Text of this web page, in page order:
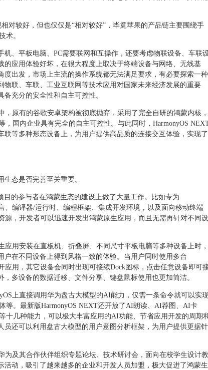
对较好，但也仅仅是“相对较好”，毕竟苹果的产品链主要围绕手
术。
机、平板电脑、PC需要联网和互操作，还要考虑物联设备、车联
的应用体验好坏，在很大程度上取决于终端设备与网络、无线基
度出发，市场上主流的操作系统都无法满足要求，有必要探索一种
物联、车联、工业互联网等技术应用对国家未来经济发展的重要
充分的安全性和自主可控性。
，原有的谷歌安卓架构被彻底抛弃，采用了完全自研的鸿蒙内核，
，国内企业具有完全的自主可控性。与此同时，HarmonyOS
联等多种形态设备上，为用户提供高品质的连接交互体验，实现了
态是否完善至关重要。
目的参与者在鸿蒙生态的建设上做了大量工作。比如专为
、编译器/运行时、编程框架、集成开发环境，以及面向移动终端
源，开发者可以迅速开发出鸿蒙原生应用，而且无需再针对不同设
应用安装在直板机、折叠屏、不同尺寸平板电脑等多种设备上时，
户在不同设备上得到风格一致的体验。当用户同时使用多台
应用，其它设备会同时出现可接续Dock图标，点击任意设备即可
多设备的数据迁移、文件分享、键盘鼠标使用也更加简洁。
上直接调用华为盘古大模型的AI能力，仅需一条命令就可以实
等。最新版HarmonyOS NEXT还开放了AI朗读、AI荐图、AI卡
十几种能力，可以极大丰富应用的AI功能、节省应用开发的周期
员还可以利用盘古大模型的用户意图分析框架，为用户提供更据针
为及其合作伙伴组织专题论坛、技术研讨会，面向在校学生设计教
活动，吸引了越来越多的企业和开发人员加盟，极大促进了鸿蒙生